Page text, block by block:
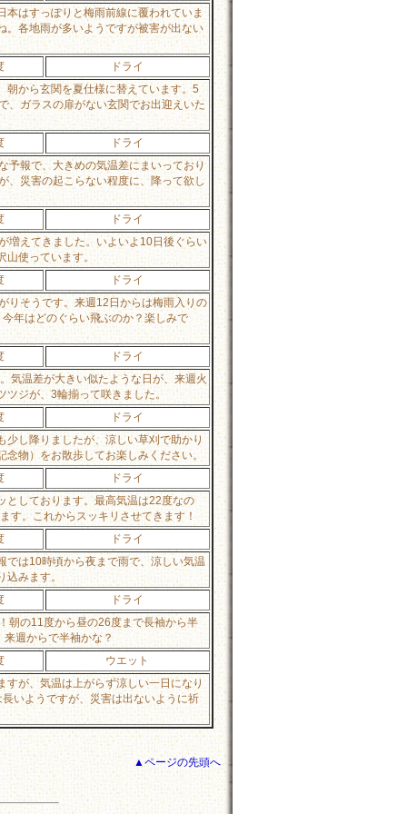
はすっぽりと梅雨前線に覆われていま
。各地雨が多いようですが被害が出ない
ドライ
朝から玄関を夏仕様に替えています。5
、ガラスの扉がない玄関でお出迎えいた
ドライ
予報で、大きめの気温差にまいっており
、災害の起こらない程度に、降って欲し
ドライ
増えてきました。いよいよ10日後ぐらい
山使っています。
ドライ
りそうです。来週12日からは梅雨入りの
年はどのぐらい飛ぶのか？楽しみで
ドライ
気温差が大きい似たような日が、来週火
ジが、3輪揃って咲きました。
ドライ
し降りましたが、涼しい草刈で助かり
物）をお散歩してお楽しみください。
ドライ
としております。最高気温は22度なの
す。これからスッキリさせてきます！
ドライ
では10時頃から夜まで雨で、涼しい気温
みます。
ドライ
朝の11度から昼の26度まで長袖から半
週からで半袖かな？
ウエット
が、気温は上がらず涼しい一日になり
いようですが、災害は出ないように祈
▲ページの先頭へ